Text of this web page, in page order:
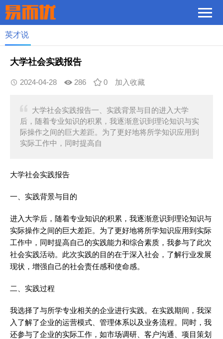
英才说
大学社会实践报告
2024-04-28 286 0 加入收藏
大学社会实践报告一、实践背景与目的进入大学
后，随着专业知识的积累，我逐渐意识到理论知识与实
际操作之间的巨大差距。为了更好地将所学知识应用到
实际工作中，同时提高自
大学社会实践报告
一、实践背景与目的
进入大学后，随着专业知识的积累，我逐渐意识到理论知识与
实际操作之间的巨大差距。为了更好地将所学知识应用到实际
工作中，同时提高自己的实践能力和综合素质，我参与了此次
社会实践活动。此次实践的目的在于深入社会，了解行业发展
现状，增强自己的社会责任感和使命感。
二、实践过程
我选择了与所学专业相关的企业进行实践。在实践期间，我深
入了解了企业的运营模式、管理体系以及业务流程。同时，我
还参与了企业的实际工作，如市场调研、客户沟通、项目策划